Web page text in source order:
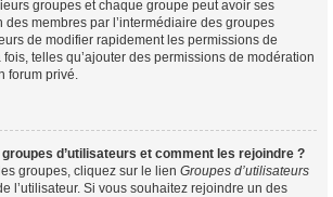
groupes et chaque groupe peut avoir ses
membres par l’intermédiaire des groupes
de modifier rapidement les permissions de
telles qu’ajouter des permissions de modération
forum privé.
d’utilisateurs et comment les rejoindre ?
groupes, cliquez sur le lien Groupes d’utilisateurs
l’utilisateur. Si vous souhaitez rejoindre un des